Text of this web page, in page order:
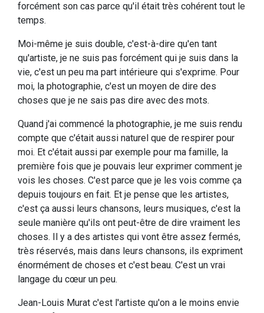
forcément son cas parce qu'il était très cohérent tout le
temps.
Moi-même je suis double, c'est-à-dire qu'en tant
qu'artiste, je ne suis pas forcément qui je suis dans la
vie, c'est un peu ma part intérieure qui s'exprime. Pour
moi, la photographie, c'est un moyen de dire des
choses que je ne sais pas dire avec des mots.
Quand j'ai commencé la photographie, je me suis rendu
compte que c'était aussi naturel que de respirer pour
moi. Et c'était aussi par exemple pour ma famille, la
première fois que je pouvais leur exprimer comment je
vois les choses. C'est parce que je les vois comme ça
depuis toujours en fait. Et je pense que les artistes,
c'est ça aussi leurs chansons, leurs musiques, c'est la
seule manière qu'ils ont peut-être de dire vraiment les
choses. Il y a des artistes qui vont être assez fermés,
très réservés, mais dans leurs chansons, ils expriment
énormément de choses et c'est beau. C'est un vrai
langage du cœur un peu.
Jean-Louis Murat c'est l'artiste qu'on a le moins envie